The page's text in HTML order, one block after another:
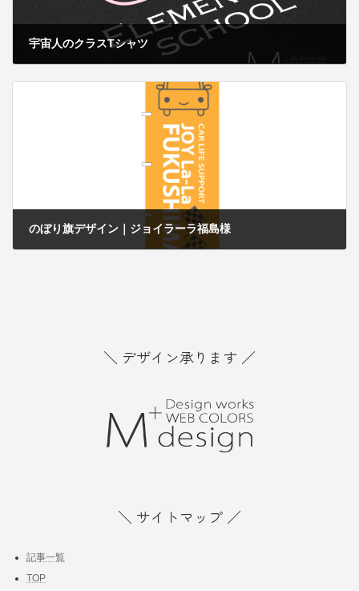
宇宙人のクラスTシャツ
のぼり旗デザイン｜ジョイラーラ福島様
＼ デザイン承ります ／
＼ サイトマップ ／
記事一覧
TOP